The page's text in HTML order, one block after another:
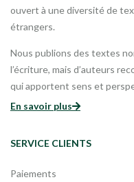
ouvert à une diversité de
étrangers.
Nous publions des textes
l’écriture, mais d’auteurs
qui apportent sens et
En savoir plus
SERVICE CLIENTS
Paiements